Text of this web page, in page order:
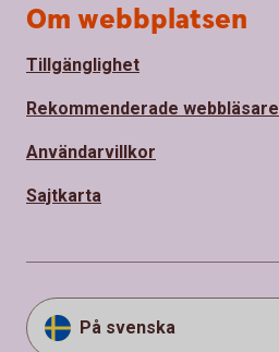
Om webbplatsen
Tillgänglighet
Rekommenderade webbläsare
Användarvillkor
Sajtkarta
På svenska